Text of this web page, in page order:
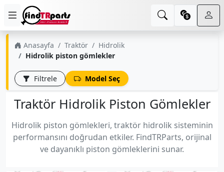
Anasayfa Traktör
Hidrolik
Hidrolik piston gömlekler
Filtrele Model Seç
Traktör Hidrolik Piston Gömlekler
Hidrolik piston gömlekleri, traktör hidrolik sisteminin
performansını doğrudan etkiler. FindTRParts, orijinal
ve dayanıklı piston gömleklerini sunar.